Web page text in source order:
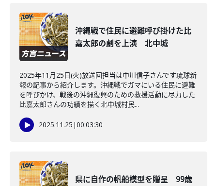
沖縄戦で住民に避難呼び掛けた比
嘉太郎の劇を上演 北中城
2025年11月25日(火)放送回担当は中川信子さんです琉球新
報の記事から紹介します。沖縄戦でガマにいる住民に避難
を呼びかけ、戦後の沖縄復興のための救援活動に尽力した
比嘉太郎さんの功績を描く北中城村民...
2025.11.25 |00:03:30
県に自作の帆船模型を贈呈 99歳